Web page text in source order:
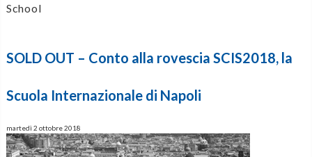
School
SOLD OUT – Conto alla rovescia SCIS2018, la
Scuola Internazionale di Napoli
martedì 2 ottobre 2018